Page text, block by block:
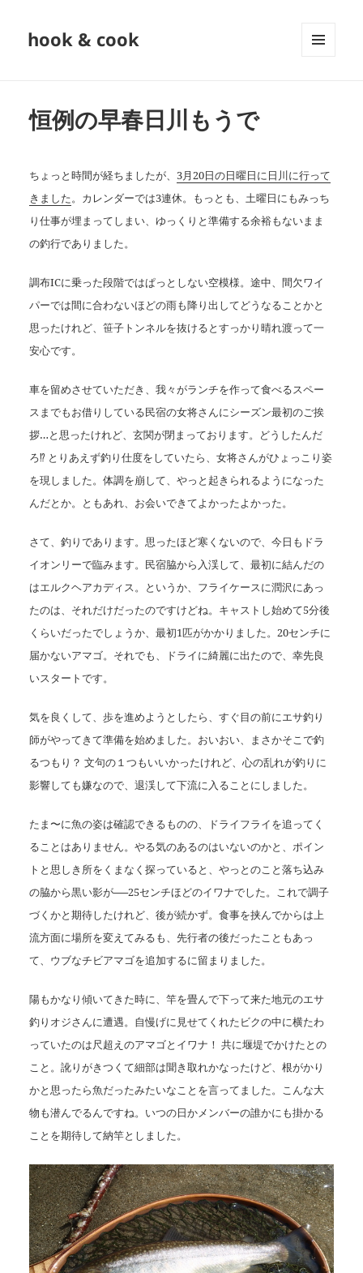
hook & cook
恒例の早春日川もうで
ちょっと時間が経ちましたが、 3月20日の日曜日に日川に行って
きました。カレンダーでは3連休。もっとも、土曜日にもみっち
り仕事が埋まってしまい、ゆっくりと準備する余裕もないまま
の釣行でありました。
調布ICに乗った段階ではぱっとしない空模様。途中、間欠ワイ
パーでは間に合わないほどの雨も降り出してどうなることかと
思ったけれど、笹子トンネルを抜けるとすっかり晴れ渡って一
安心です。
車を留めさせていただき、我々がランチを作って食べるスペー
スまでもお借りしている民宿の女将さんにシーズン最初のご挨
拶…と思ったけれど、玄関が閉まっております。どうしたんだ
ろ⁉︎ とりあえず釣り仕度をしていたら、女将さんがひょっこり姿
を現しました。体調を崩して、やっと起きられるようになった
んだとか。ともあれ、お会いできてよかったよかった。
さて、釣りであります。思ったほど寒くないので、今日もドラ
イオンリーで臨みます。民宿脇から入渓して、最初に結んだの
はエルクヘアカディス。というか、フライケースに潤沢にあっ
たのは、それだけだったのですけどね。キャストし始めて5分後
くらいだったでしょうか、最初1匹がかかりました。 20センチに
届かないアマゴ。それでも、ドライに綺麗に出たので、幸先良
いスタートです。
気を良くして、歩を進めようとしたら、すぐ目の前にエサ釣り
師がやってきて準備を始めました。おいおい、まさかそこで釣
るつもり？ 文句の１つもいいかったけれど、心の乱れが釣りに
影響しても嫌なので、退渓して下流に入ることにしました。
たま〜に魚の姿は確認できるものの、ドライフライを追ってく
ることはありません。やる気のあるのはいないのかと、ポイン
トと思しき所をくまなく探っていると、やっとのこと落ち込み
の脇から黒い影が──25センチほどのイワナでした。これで調子
づくかと期待したけれど、後が続かず。食事を挟んでからは上
流方面に場所を変えてみるも、先行者の後だったこともあっ
て、ウブなチビアマゴを追加するに留まりました。
陽もかなり傾いてきた時に、竿を畳んで下って来た地元のエサ
釣りオジさんに遭遇。自慢げに見せてくれたビクの中に横たわ
っていたのは尺超えのアマゴとイワナ！ 共に堰堤でかけたとの
こと。訛りがきつくて細部は聞き取れかなったけど、根がかり
かと思ったら魚だったみたいなことを言ってました。こんな大
物も潜んでるんですね。いつの日かメンバーの誰かにも掛かる
ことを期待して納竿としました。